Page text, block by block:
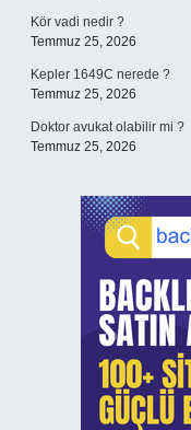
Kör vadi nedir ?
Temmuz 25, 2026
Kepler 1649C nerede ?
Temmuz 25, 2026
Doktor avukat olabilir mi ?
Temmuz 25, 2026